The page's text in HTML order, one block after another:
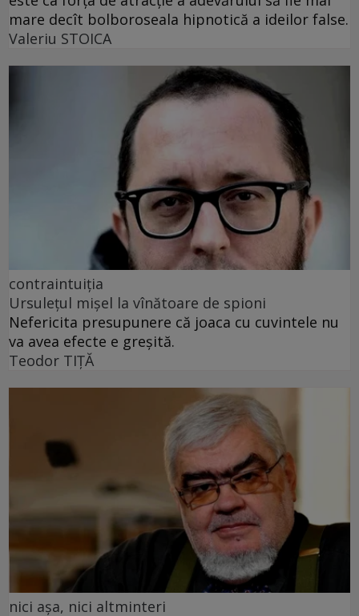
mare decît bolboroseala hipnotică a ideilor false.
Valeriu STOICA
contraintuiția
Ursulețul mișel la vînătoare de spioni
Nefericita presupunere că joaca cu cuvintele nu
va avea efecte e greșită.
Teodor TIŢĂ
nici așa, nici altminteri